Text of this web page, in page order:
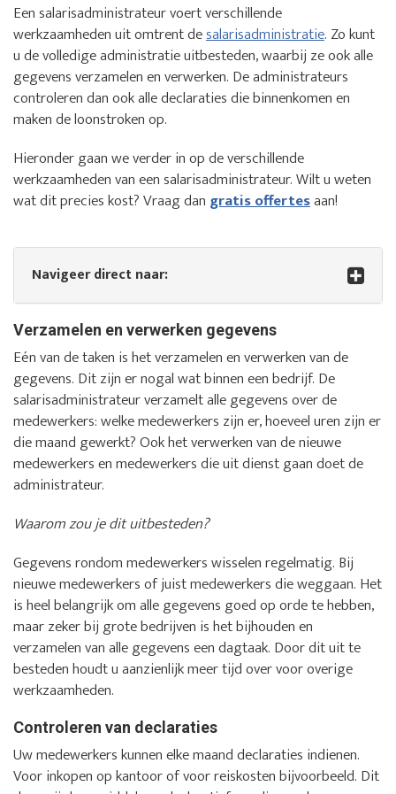
Een salarisadministrateur voert verschillende
werkzaamheden uit omtrent desalarisadministratie. Zo kunt
u de volledige administratie uitbesteden, waarbij ze ook alle
gegevens verzamelen en verwerken. De administrateurs
controleren dan ook alle declaraties die binnenkomen en
maken de loonstroken op.
Hieronder gaan we verder in op de verschillende
werkzaamheden van een salarisadministrateur. Wilt u weten
wat dit precies kost? Vraag dan gratis offertesaan!
Navigeer direct naar:
Verzamelen en verwerken gegevens
Eén van de taken is het verzamelen en verwerken van de
gegevens. Dit zijn er nogal wat binnen een bedrijf. De
salarisadministrateur verzamelt alle gegevens over de
medewerkers: welke medewerkers zijn er, hoeveel uren zijn er
die maand gewerkt? Ook het verwerken van de nieuwe
medewerkers en medewerkers die uit dienst gaan doet de
administrateur.
Waarom zou je dit uitbesteden?
Gegevens rondom medewerkers wisselen regelmatig. Bij
nieuwe medewerkers of juist medewerkers die weggaan. Het
is heel belangrijk om alle gegevens goed op orde te hebben,
maar zeker bij grote bedrijven is het bijhouden en
verzamelen van alle gegevens een dagtaak. Door dit uit te
besteden houdt u aanzienlijk meer tijd over voor overige
werkzaamheden.
Controleren van declaraties
Uw medewerkers kunnen elke maand declaraties indienen.
Voor inkopen op kantoor of voor reiskosten bijvoorbeeld. Dit